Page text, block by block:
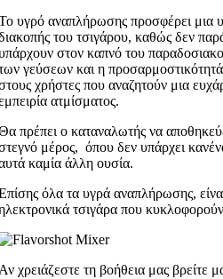
υγρό αναπλήρωσης προσφέρει μια
του τσιγάρου, καθώς δεν
στον καπνό του
γεύσεων και η
χρήστες που αναζητούν μια
ατμίσματος.
πρέπει ο καταναλωτής να
μέρος, όπου δεν υπάρχει
καμία άλλη ουσία.
όλα τα υγρά αναπλήρωσης,
τσιγάρα που
χρειάζεστε τη βοήθεια μας βρείτε